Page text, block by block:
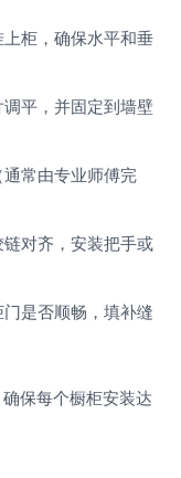
柜，确保水平和垂
平，并固定到墙壁
通常由专业师傅完
链对齐，安装把手或
是否顺畅，填补缝
保每个橱柜安装达